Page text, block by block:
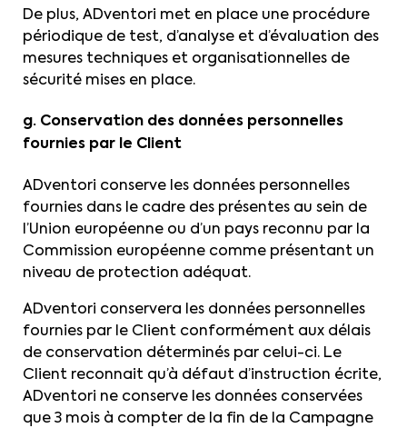
De plus, ADventori met en place une procédure
périodique de test, d’analyse et d’évaluation des
mesures techniques et organisationnelles de
sécurité mises en place.
g. Conservation des données personnelles
fournies par le Client
ADventori conserve les données personnelles
fournies dans le cadre des présentes au sein de
l’Union européenne ou d’un pays reconnu par la
Commission européenne comme présentant un
niveau de protection adéquat.
ADventori conservera les données personnelles
fournies par le Client conformément aux délais
de conservation déterminés par celui-ci. Le
Client reconnait qu’à défaut d’instruction écrite,
ADventori ne conserve les données conservées
que 3 mois à compter de la fin de la Campagne